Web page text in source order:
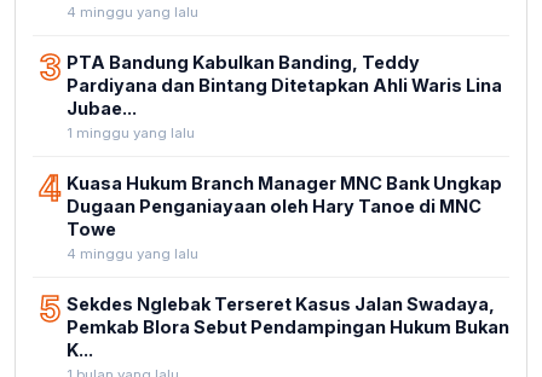
4 minggu yang lalu
3 PTA Bandung Kabulkan Banding, Teddy
Pardiyana dan Bintang Ditetapkan Ahli Waris Lina
Jubae...
1 minggu yang lalu
4 Kuasa Hukum Branch Manager MNC Bank Ungkap
Dugaan Penganiayaan oleh Hary Tanoe di MNC
Towe
4 minggu yang lalu
5 Sekdes Nglebak Terseret Kasus Jalan Swadaya,
Pemkab Blora Sebut Pendampingan Hukum Bukan
K...